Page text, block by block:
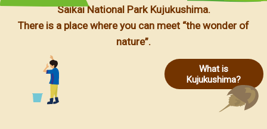
Saikai National Park Kujukushima.
There is a place where you can meet “the wonder of
nature”.
What is
Kujukushima?